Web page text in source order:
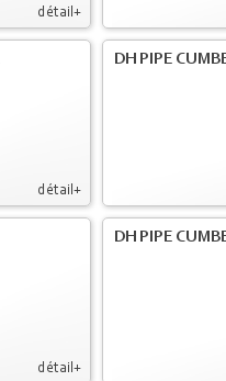
détail+
détail+
DH PIPE
détail+
DH PIPE